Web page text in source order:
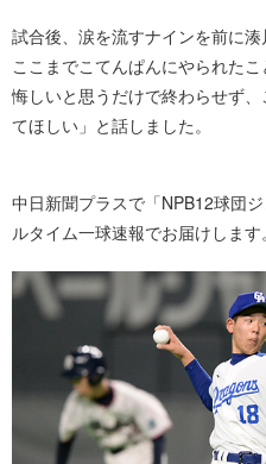
試合後、涙を流すナインを前に湊
ここまでこてんぱんにやられた
悔しいと思うだけで終わらせず
てほしい」と話しました。
中日新聞プラスで「NPB12球団
ルタイム一球速報でお届けします。